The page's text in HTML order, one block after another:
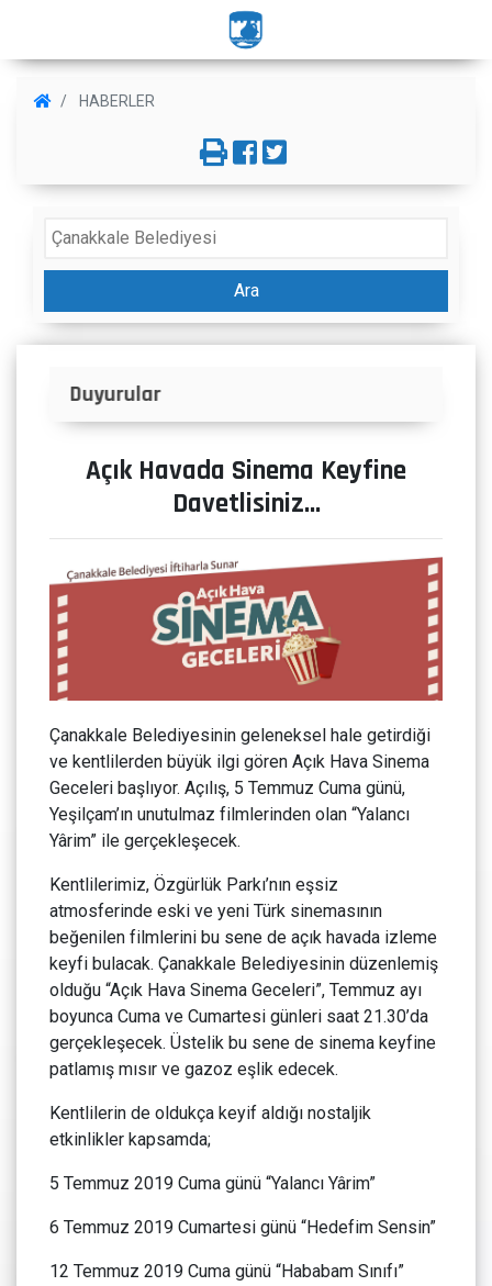
HABERLER
Ara
Açık Havada Sinema Keyfine
Davetlisiniz…
Çanakkale Belediyesinin geleneksel hale getirdiği
ve kentlilerden büyük ilgi gören Açık Hava Sinema
Geceleri başlıyor. Açılış, 5 Temmuz Cuma günü,
Yeşilçam’ın unutulmaz filmlerinden olan “Yalancı
Yârim” ile gerçekleşecek.
Kentlilerimiz, Özgürlük Parkı’nın eşsiz
atmosferinde eski ve yeni Türk sinemasının
beğenilen filmlerini bu sene de açık havada izleme
keyfi bulacak. Çanakkale Belediyesinin düzenlemiş
olduğu “Açık Hava Sinema Geceleri”, Temmuz ayı
boyunca Cuma ve Cumartesi günleri saat 21.30’da
gerçekleşecek. Üstelik bu sene de sinema keyfine
patlamış mısır ve gazoz eşlik edecek.
Kentlilerin de oldukça keyif aldığı nostaljik
etkinlikler kapsamda;
5 Temmuz 2019 Cuma günü “Yalancı Yârim”
6 Temmuz 2019 Cumartesi günü “Hedefim Sensin”
12 Temmuz 2019 Cuma günü “Hababam Sınıfı”